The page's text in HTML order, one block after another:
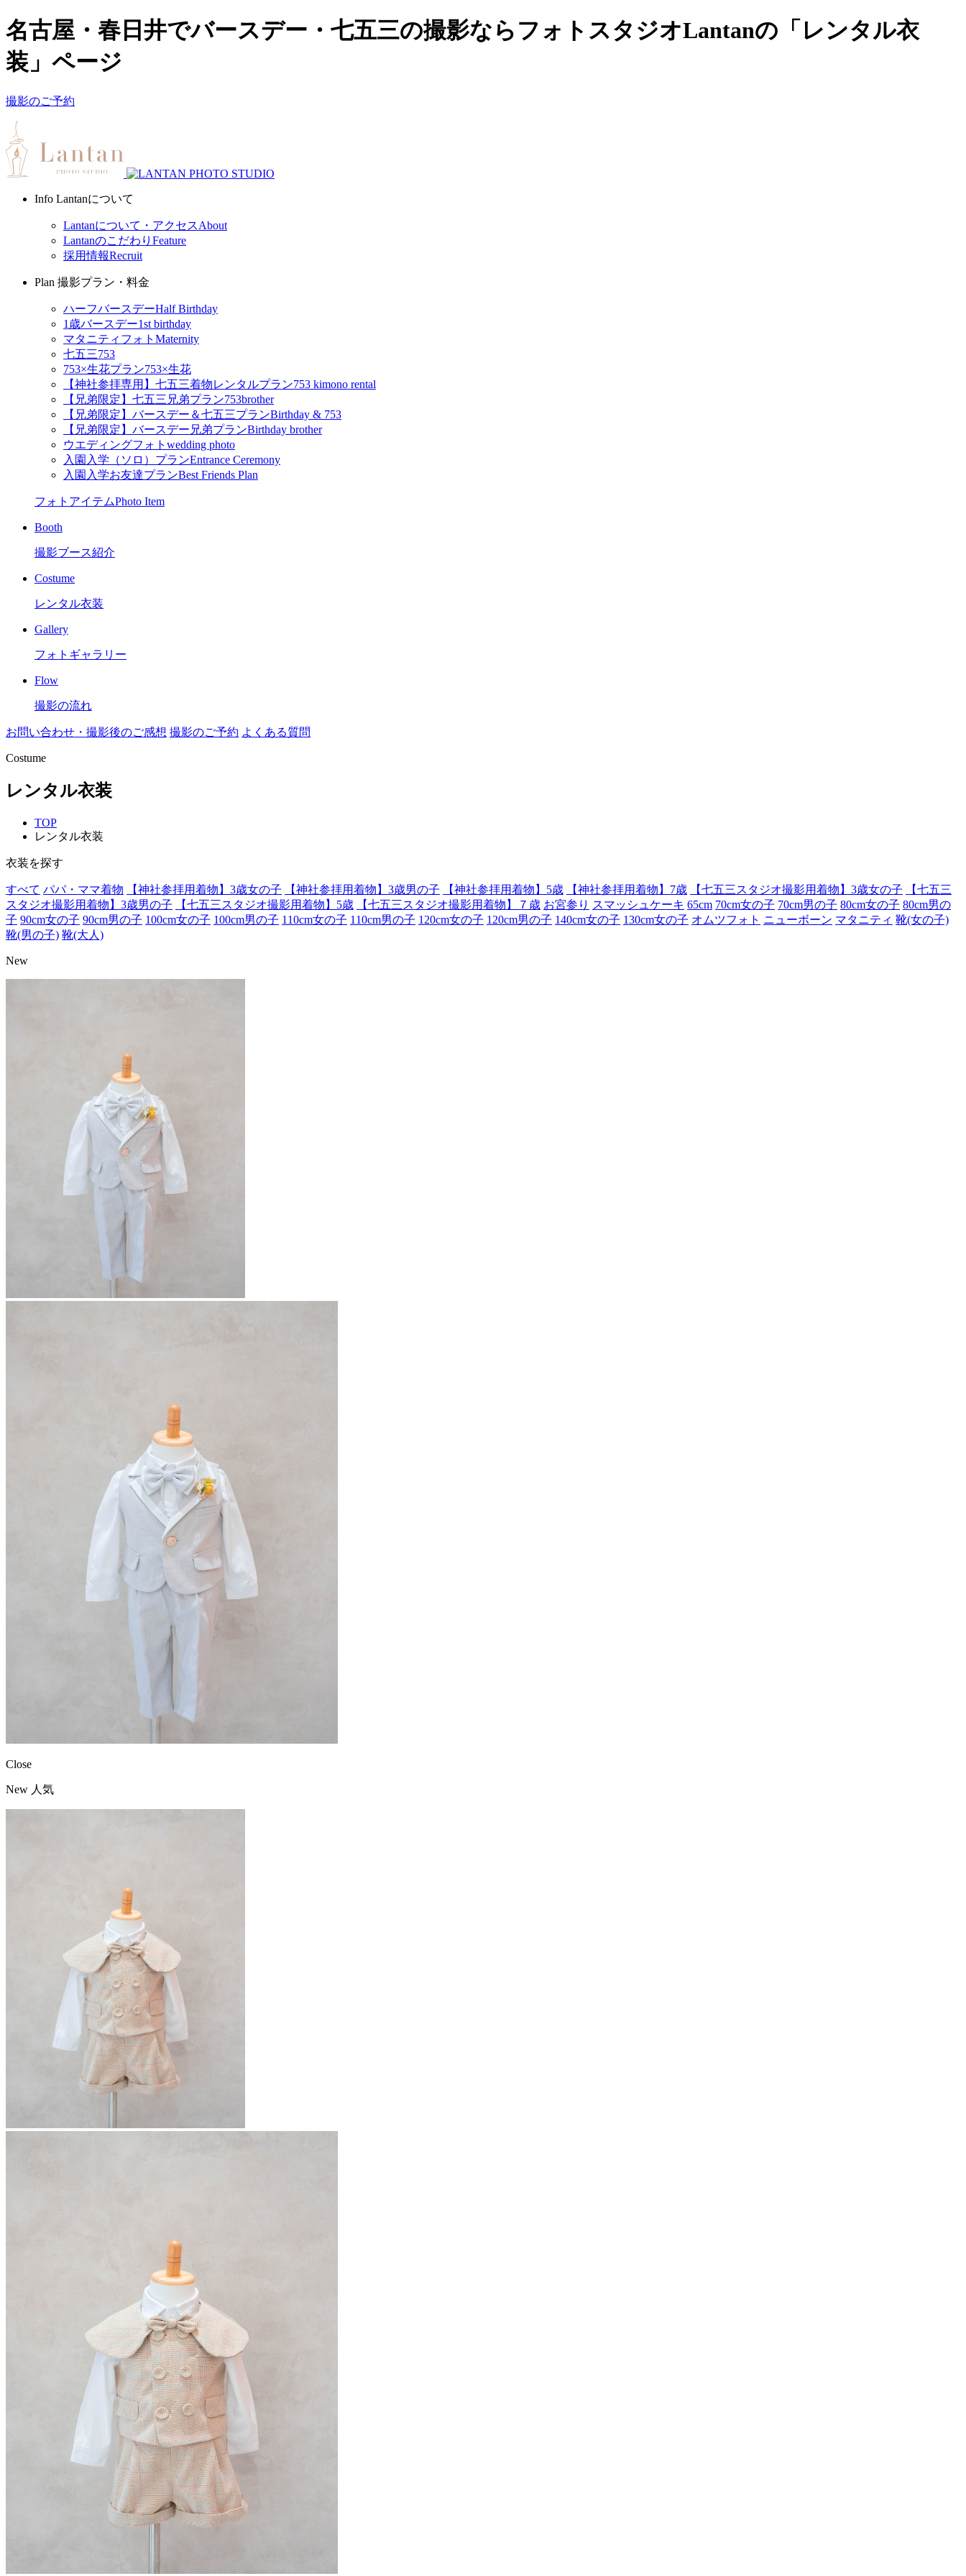
名古屋・春日井でバースデー・七五三の撮影ならフォトスタジオLantanの「レンタル衣
装」ページ
撮影のご予約
Info Lantanについて
Lantanについて・アクセスAbout
Lantanのこだわり Feature
採用情報Recruit
Plan 撮影プラン・料金
ハーフバースデーHalf Birthday
1歳バースデー1st birthday
マタニティフォト Maternity
七五三753
753×生花プラン753×生花
【神社参拝専用】七五三着物レンタルプラン753 kimono rental
【兄弟限定】七五三兄弟プラン753brother
【兄弟限定】バースデー＆七五三プランBirthday & 753
【兄弟限定】バースデー兄弟プランBirthday brother
ウエディングフォト wedding photo
入園入学（ソロ）プランEntrance Ceremony
入園入学お友達プランBest Friends Plan
フォトアイテムPhoto Item
Booth
撮影ブース紹介
Costume
レンタル衣装
Gallery
フォトギャラリー
Flow
撮影の流れ
お問い合わせ・撮影後のご感想 撮影のご予約 よくある質問
Costume
レンタル衣装
TOP
レンタル衣装
衣装を探す
すべて パパ・ママ着物 【神社参拝用着物】3歳女の子 【神社参拝用着物】3歳男の子 【神社参拝用着物】5歳 【神社参拝用着物】7歳 【七五三スタジオ撮影用着物】3歳女の子
【七五三
スタジオ撮影用着物】3歳男の子
【七五三スタジオ撮影用着物】5歳 【七五三スタジオ撮影用着物】７歳 お宮参り スマッシュケーキ 65cm 70cm女の子 70cm男の子 80cm女の子 80cm男の
子 90cm女の子 90cm男の子 100cm女の子 100cm男の子 110cm女の子 110cm男の子 120cm女の子 120cm男の子 140cm女の子 130cm女の子 オムツフォト ニューボーン マタニティ 靴(女の子)
靴(男の子) 靴(大人)
New
Close
New 人気